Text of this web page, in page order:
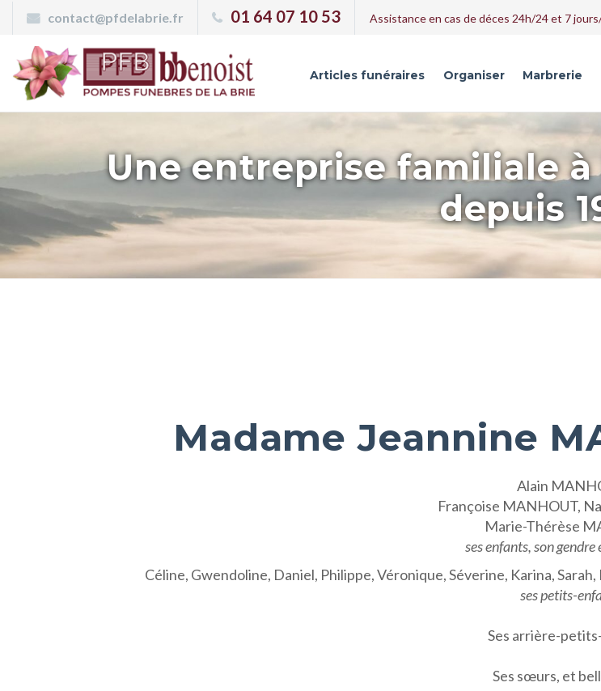
contact@pfdelabrie.fr 01 64 07 10 53 Assistance en cas de déces 24h/24 et 7
Articles funéraires Organiser Marbrerie
Une entreprise familiale
depuis
Madame Jeannine
Alain
Françoise MANHOUT,
Marie-Thérèse
ses enfants, son
Céline, Gwendoline, Daniel, Philippe, Véronique, Séverine, Karina,
ses petits-
Ses arrière-
Ses sœurs, et